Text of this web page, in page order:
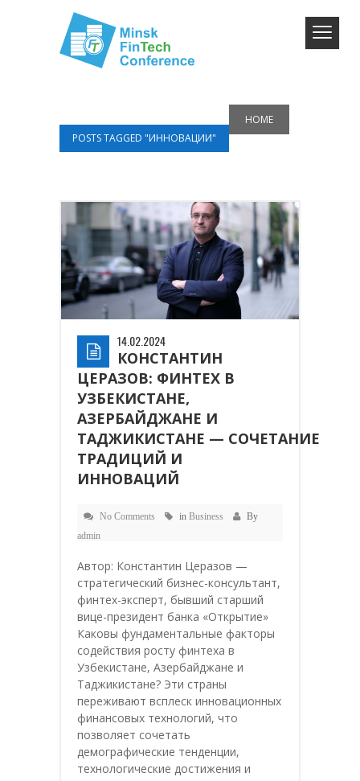
HOME
POSTS TAGGED "ИННОВАЦИИ"
14.02.2024
КОНСТАНТИН
ЦЕРАЗОВ: ФИНТЕХ В
УЗБЕКИСТАНЕ,
АЗЕРБАЙДЖАНЕ И
ТАДЖИКИСТАНЕ — СОЧЕТАНИЕ
ТРАДИЦИЙ И
ИННОВАЦИЙ
No Comments in Business
By
admin
Автор: Константин Церазов —
стратегический бизнес-консультант,
финтех-эксперт, бывший старший
вице-президент банка «Открытие»
Каковы фундаментальные факторы
содействия росту финтеха в
Узбекистане, Азербайджане и
Таджикистане? Эти страны
переживают всплеск инновационных
финансовых технологий, что
позволяет сочетать
демографические тенденции,
технологические достижения и